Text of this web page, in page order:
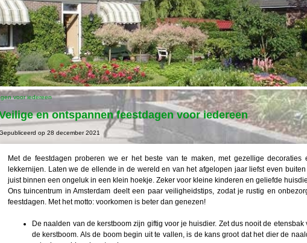
voor iedereen
en ontspannen feestdagen voor iedereen
op 28 december 2021
Met de feestdagen proberen we er het beste van te maken, met gezellige decoraties
lekkernijen. Laten we de ellende in de wereld en van het afgelopen jaar liefst even
juist binnen een ongeluk in een klein hoekje. Zeker voor kleine kinderen en geliefde
Ons tuincentrum in Amsterdam deelt een paar veiligheidstips, zodat je rustig en
feestdagen. Met het motto: voorkomen is beter dan genezen!
De naalden van de kerstboom zijn giftig voor je huisdier. Zet dus nooit de
de kerstboom. Als de boom begin uit te vallen, is de kans groot dat het dier de